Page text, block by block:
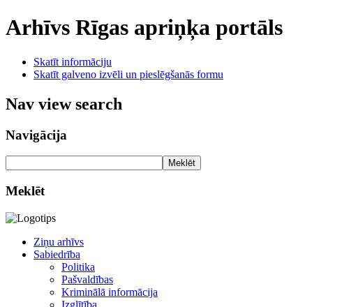
Arhīvs Rīgas apriņķa portāls
Skatīt informāciju
Skatīt galveno izvēli un pieslēgšanās formu
Nav view search
Navigācija
Meklēt
Meklēt
Ziņu arhīvs
Sabiedrība
Politika
Pašvaldības
Kriminālā informācija
Izglītība